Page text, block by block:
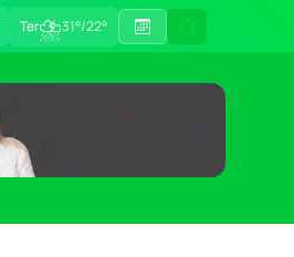
Ter⛈31°/22°